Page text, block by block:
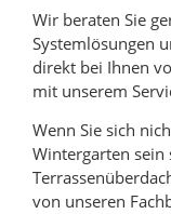
Wir beraten Sie
Systemlösungen
direkt bei Ihnen
mit unserem
Wenn Sie sich
Wintergarten
von unseren